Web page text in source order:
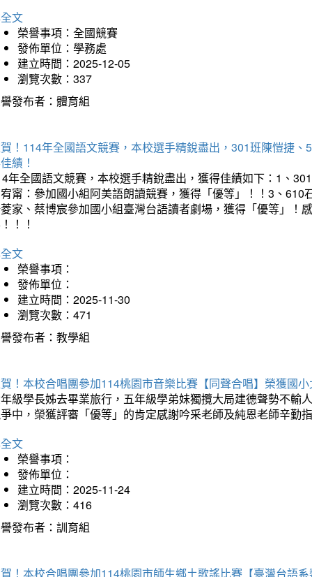
文
榮譽事項：全國競賽
發佈單位：學務處
建立時間：2025-12-05
瀏覽次數：337
發布者：體育組
！114年全國語文競賽，本校選手精銳盡出，301班陳愷捷
績！
年全國語文競賽，本校選手精銳盡出，獲得佳績如下：1、
甯：參加國小組阿美語朗讀競賽，獲得「優等」！！3、
家、蔡博宸參加國小組臺灣台語讀者劇場，獲得「優等」！
！！
文
榮譽事項：
發佈單位：
建立時間：2025-11-30
瀏覽次數：471
發布者：教學組
！本校合唱團參加114桃園市音樂比賽【同聲合唱】榮獲國
級學長姊去畢業旅行，五年級學弟妹獨攬大局建德聲勢不輸
中，榮獲評審「優等」的肯定感謝吟采老師及純恩老師辛勤
文
榮譽事項：
發佈單位：
建立時間：2025-11-24
瀏覽次數：416
發布者：訓育組
！本校合唱團參加114桃園市師生鄉土歌謠比賽【臺灣台語